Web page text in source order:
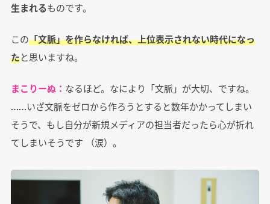
生まれるものです。
この「文脈」を作らなければ、上位表示されない時代になっ
たと思いますね。
まこりーぬ： なるほど。なにより「文脈」が大切、ですね。
……いざ文脈をゼロから作ろうとすると数年かかってしまい
そうで、もし自分が新規メディアの担当者だったら心が折れ
てしまいそうです （涙）。